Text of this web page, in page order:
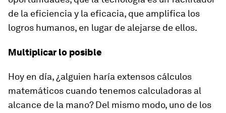
de la eficiencia y la eficacia, que amplifica los
logros humanos, en lugar de alejarse de ellos.
Multiplicar lo posible
Hoy en día, ¿alguien haría extensos cálculos
matemáticos cuando tenemos calculadoras al
alcance de la mano? Del mismo modo, uno de los